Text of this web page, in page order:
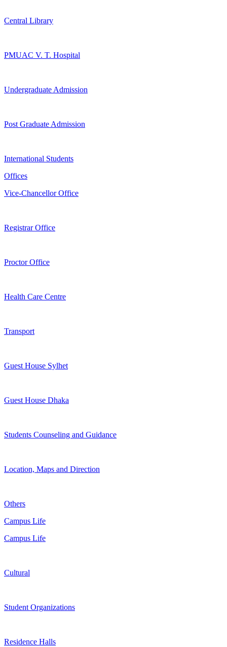
Central Library
PMUAC V. T. Hospital
Undergraduate Admission
Post Graduate Admission
International Students
Offices
Vice-Chancellor Office
Registrar Office
Proctor Office
Health Care Centre
Transport
Guest House Sylhet
Guest House Dhaka
Students Counseling and Guidance
Location, Maps and Direction
Others
Campus Life
Campus Life
Cultural
Student Organizations
Residence Halls